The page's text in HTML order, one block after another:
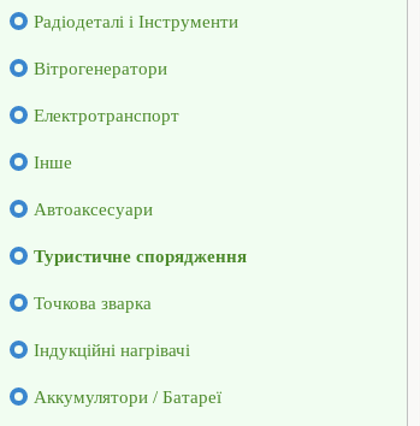
Радіодеталі і Інструменти
Вітрогенератори
Електротранспорт
Інше
Автоаксесуари
Туристичне спорядження
Точкова зварка
Індукційні нагрівачі
Аккумулятори / Батареї